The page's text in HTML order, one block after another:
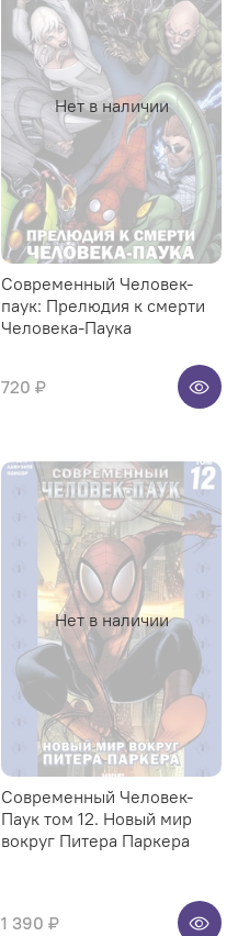
Нет в наличии
Современный Человек-
паук: Прелюдия к смерти
Человека-Паука
720 ₽
Нет в наличии
Современный Человек-
Паук том 12. Новый мир
вокруг Питера Паркера
1 390 ₽